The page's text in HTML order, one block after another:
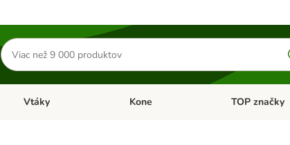
Hľadať
produkty
Otvoriť menu: Malé zvieratá
Vtáky Otvoriť menu: Vtáky
Kone Otvoriť menu:
TOP značky